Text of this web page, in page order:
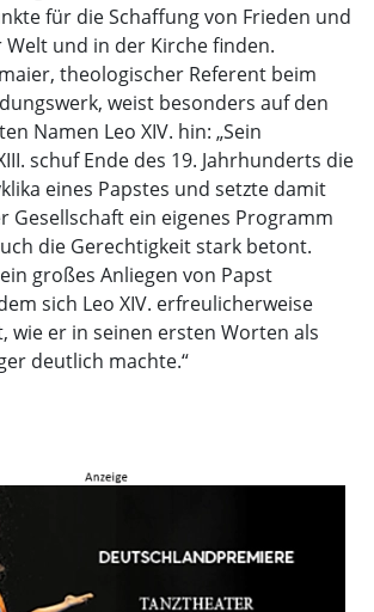
für die Schaffung von Frieden und
Welt und in der Kirche finden.
theologischer Referent beim
weist besonders auf den
Namen Leo XIV. hin: „Sein
schuf Ende des 19. Jahrhunderts die
eines Papstes und setzte damit
Gesellschaft ein eigenes Programm
die Gerechtigkeit stark betont.
großes Anliegen von Papst
sich Leo XIV. erfreulicherweise
wie er in seinen ersten Worten als
deutlich machte.“